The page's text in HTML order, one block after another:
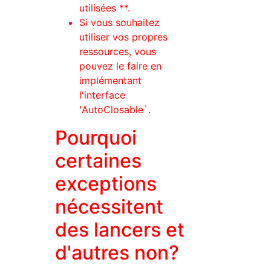
utilisées **.
Si vous souhaitez
utiliser vos propres
ressources, vous
pouvez le faire en
implémentant
l'interface
ʻAutoClosable`.
Pourquoi
certaines
exceptions
nécessitent
des lancers et
d'autres non?